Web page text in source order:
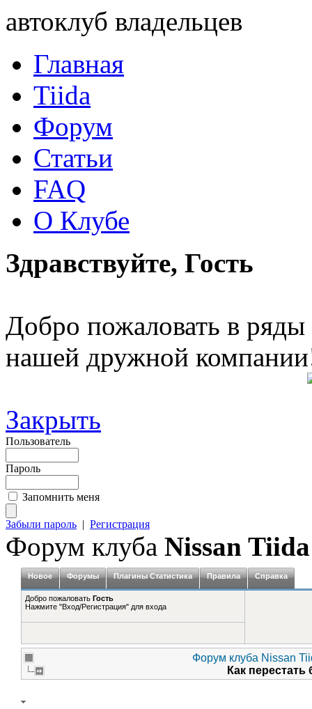
автоклуб владельцев
Главная
Tiida
Форум
Статьи
FAQ
О Клубе
Здравствуйте, Гость
Добро пожаловать в ряды
нашей дружной
Закрыть
Пользователь
Пароль
Запомнить меня
Забыли пароль | Регистрация
Форум клуба Nissan Tiida
Новое Форумы Плагины Статистика Правила Справка
Добро пожаловать Гость
Нажмите "Вход/Регистрация" для входа
Форум клуба Nissan
Как